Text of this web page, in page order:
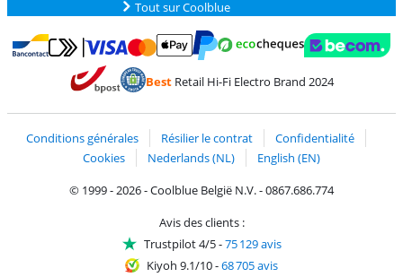
Tout sur Coolblue
Payer avec Bancontact
Payer avec MasterCard et Visa via ClickToPay
BestRetail Hi-Fi Electro Brand 2024
Conditions générales Résilier le contrat
Confidentialité
Cookies
Nederlands (NL)
English (EN)
© 1999 - 2026 - Coolblue België N.V. - 0867.686.774
Avis des clients :
Trustpilot 4/5-75 129 avis
Kiyoh 9.1/10-68 705 avis